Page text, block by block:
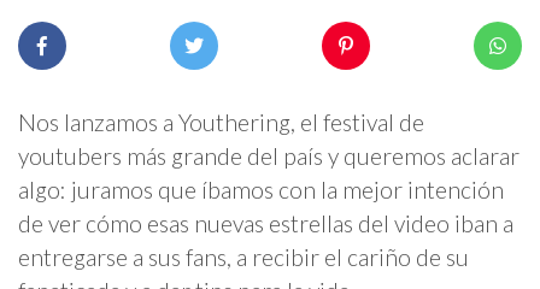
Nos lanzamos a Youthering, el festival de
youtubers más grande del país y queremos aclarar
algo: juramos que íbamos con la mejor intención
de ver cómo esas nuevas estrellas del video iban a
entregarse a sus fans, a recibir el cariño de su